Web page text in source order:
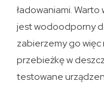
ładowaniami.
jest wodoodporny
zabierzemy go więc
przebieżkę w
testowane